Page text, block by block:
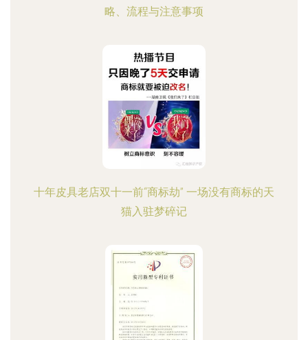
略、流程与注意事项
十年皮具老店双十一前“商标劫” 一场没有商标的天
猫入驻梦碎记